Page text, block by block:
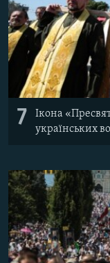
7
Ікона
українських